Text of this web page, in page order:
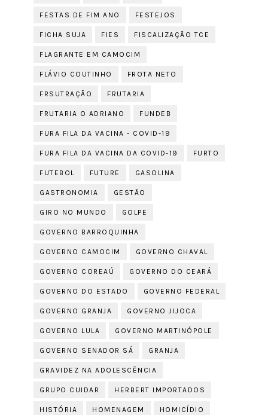
FESTAS DE FIM ANO FESTEJOS
FICHA SUJA FIES FISCALIZAÇÃO TCE
FLAGRANTE EM CAMOCIM
FLÁVIO COUTINHO FROTA NETO
FRSUTRAÇÃO FRUTARIA
FRUTARIA O ADRIANO FUNDEB
FURA FILA DA VACINA - COVID-19
FURA FILA DA VACINA DA COVID-19 FURTO
FUTEBOL FUTURE GASOLINA
GASTRONOMIA GESTÃO
GIRO NO MUNDO GOLPE
GOVERNO BARROQUINHA
GOVERNO CAMOCIM GOVERNO CHAVAL
GOVERNO COREAÚ GOVERNO DO CEARÁ
GOVERNO DO ESTADO GOVERNO FEDERAL
GOVERNO GRANJA GOVERNO JIJOCA
GOVERNO LULA GOVERNO MARTINÓPOLE
GOVERNO SENADOR SÁ GRANJA
GRAVIDEZ NA ADOLESCÊNCIA
GRUPO CUIDAR HERBERT IMPORTADOS
HISTÓRIA HOMENAGEM HOMICÍDIO